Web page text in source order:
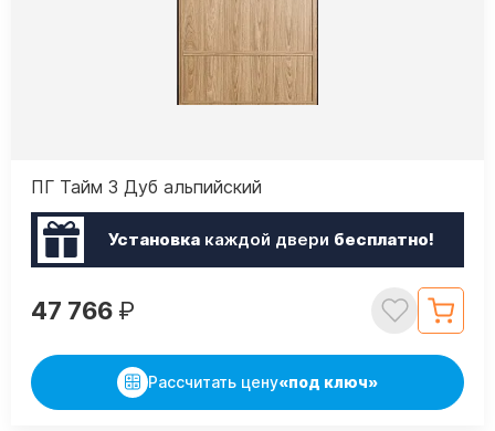
ПГ Тайм 3 Дуб альпийский
Установкакаждой двери бесплатно!
47 766 ₽
Рассчитать цену«под ключ»